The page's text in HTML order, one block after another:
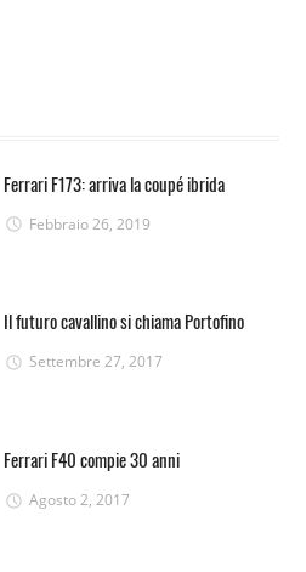
Ferrari F173: arriva la coupé ibrida
Febbraio 26, 2019
Il futuro cavallino si chiama Portofino
Settembre 27, 2017
Ferrari F40 compie 30 anni
Agosto 2, 2017